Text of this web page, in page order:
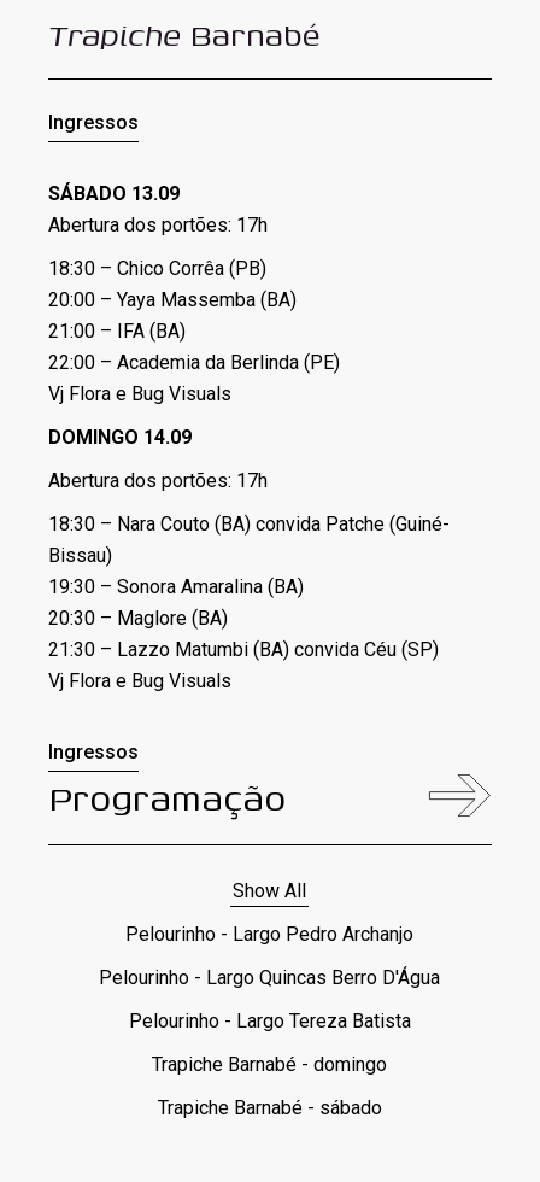
Trapiche Barnabé
Ingressos
SÁBADO 13.09
Abertura dos portões: 17h
18:30 – Chico Corrêa (PB)
20:00 – Yaya Massemba (BA)
21:00 – IFA (BA)
22:00 – Academia da Berlinda (PE)
Vj Flora e Bug Visuals
DOMINGO 14.09
Abertura dos portões: 17h
18:30 – Nara Couto (BA) convida Patche (Guiné-
Bissau)
19:30 – Sonora Amaralina (BA)
20:30 – Maglore (BA)
21:30 – Lazzo Matumbi (BA) convida Céu (SP)
Vj Flora e Bug Visuals
Ingressos
Programação
Show All
Pelourinho - Largo Pedro Archanjo
Pelourinho - Largo Quincas Berro D'Água
Pelourinho - Largo Tereza Batista
Trapiche Barnabé - domingo
Trapiche Barnabé - sábado